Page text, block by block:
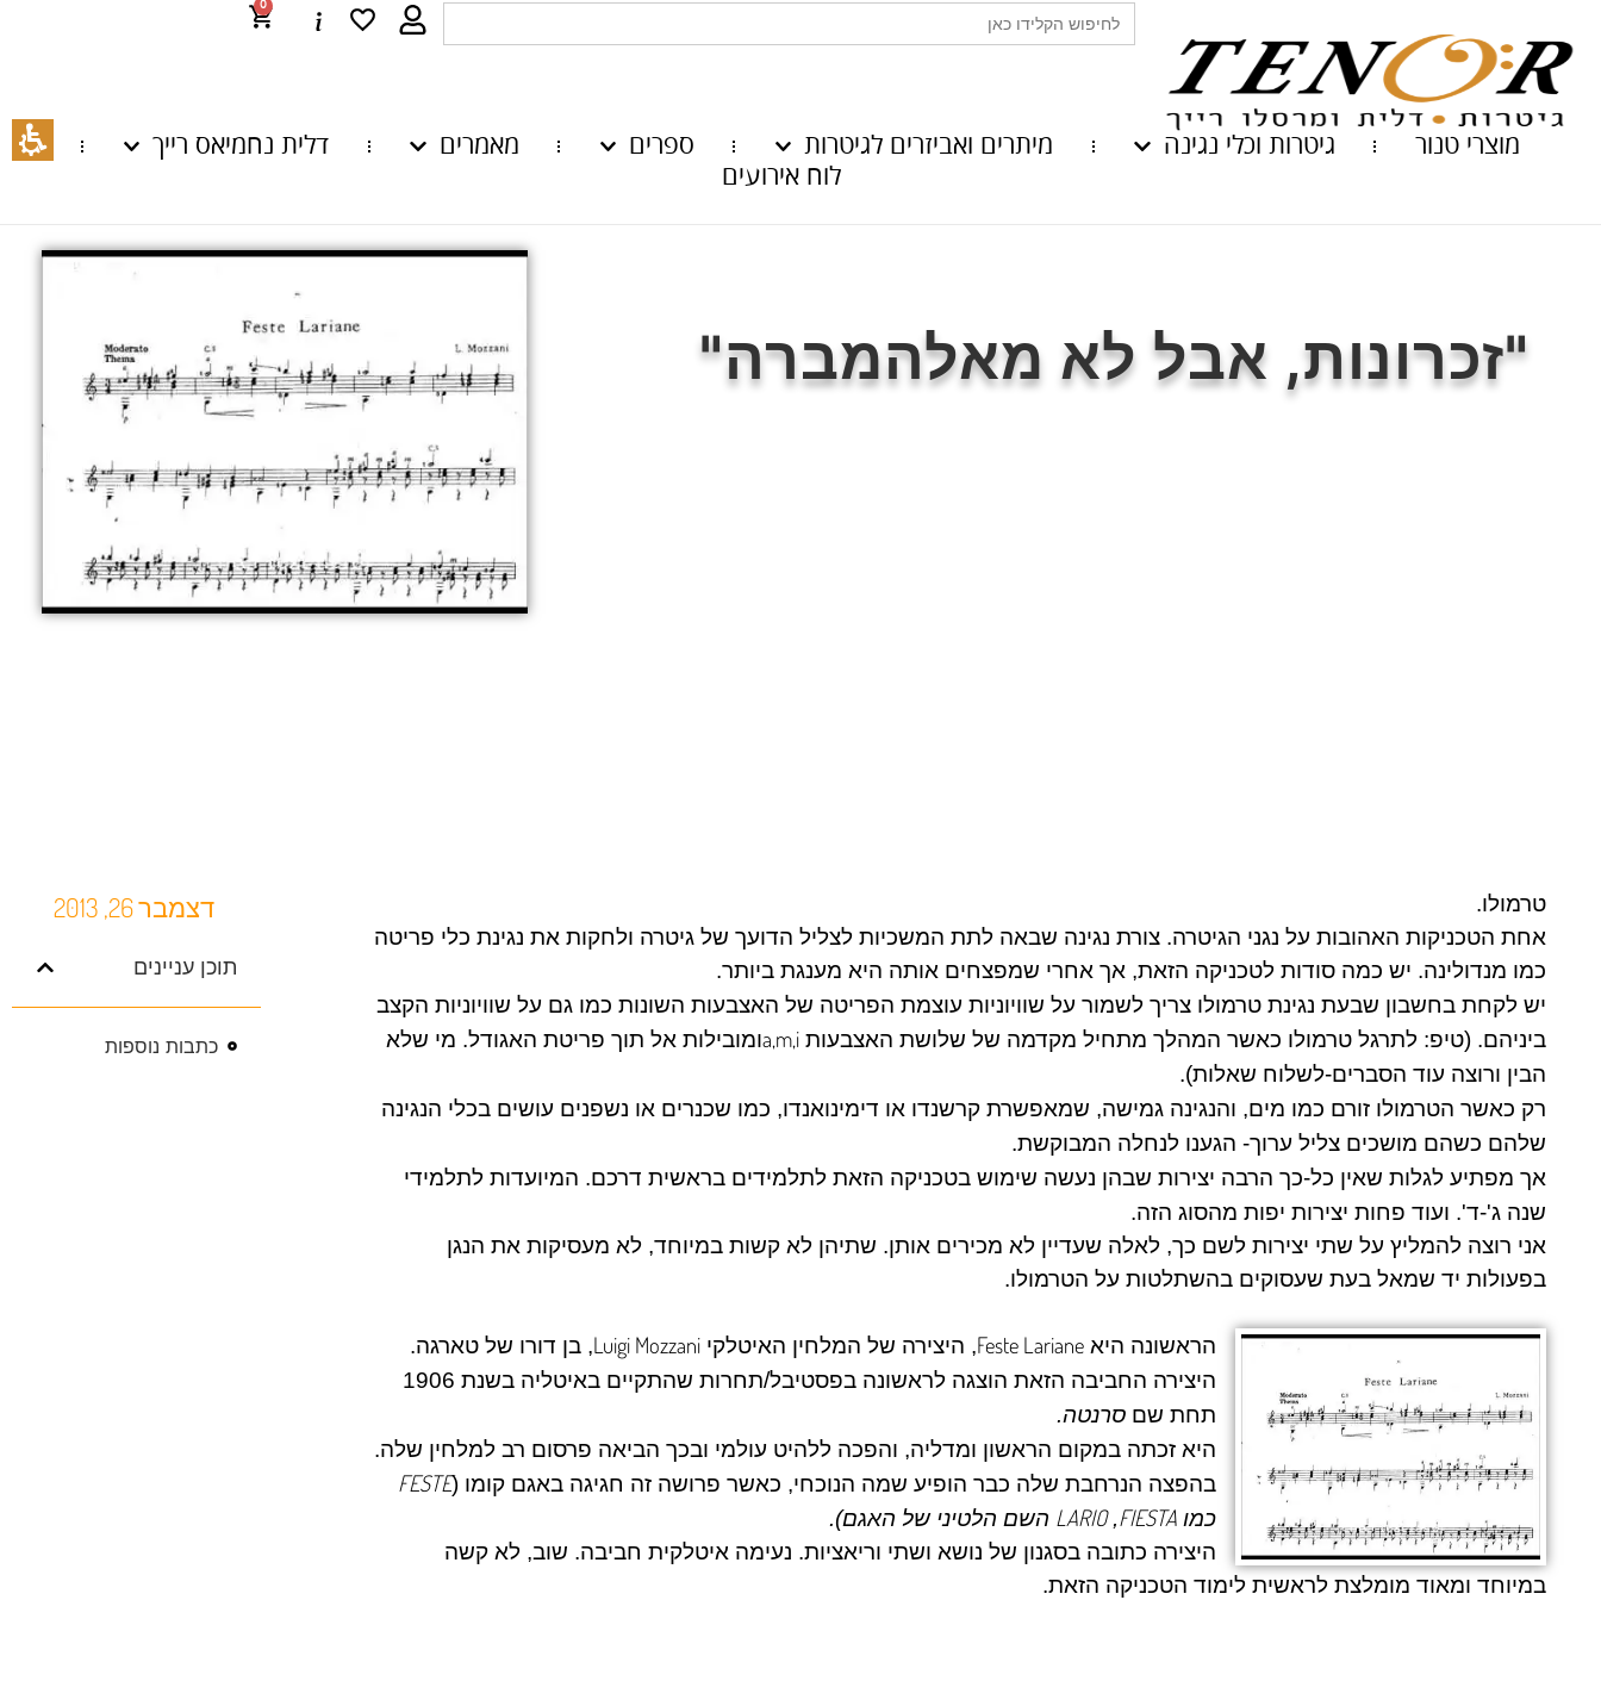
Search
for:
0
מוצרי טנור גיטרות וכלי נגינה מיתרים ואביזרים לגיטרות ספרים מאמרים
דלית נחמיאס רייך
לוח אירועים
"זכרונות, אבל לא מאלהמברה"
דצמבר 26, 2013
תוכן עניינים
כתבות נוספות
טרמולו.
אחת הטכניקות האהובות על נגני הגיטרה. צורת נגינה שבאה לתת המשכיות לצליל הדועך של גיטרה ולחקות את נגינת כלי פריטה
כמו מנדולינה. יש כמה סודות לטכניקה הזאת, אך אחרי שמפצחים אותה היא מענגת ביותר.
יש לקחת בחשבון שבעת נגינת טרמולו צריך לשמור על שוויוניות עוצמת הפריטה של האצבעות השונות כמו גם על שוויוניות הקצב
ביניהם. (טיפ: לתרגל טרמולו כאשר המהלך מתחיל מקדמה של שלושת האצבעות a,m,iומובילות אל תוך פריטת האגודל. מי שלא
הבין ורוצה עוד הסברים-לשלוח שאלות).
רק כאשר הטרמולו זורם כמו מים, והנגינה גמישה, שמאפשרת קרשנדו או דימינואנדו, כמו שכנרים או נשפנים עושים בכלי הנגינה
שלהם כשהם מושכים צליל ערוך- הגענו לנחלה המבוקשת.
אך מפתיע לגלות שאין כל-כך הרבה יצירות שבהן נעשה שימוש בטכניקה הזאת לתלמידים בראשית דרכם. המיועדות לתלמידי
שנה ג'-ד'. ועוד פחות יצירות יפות מהסוג הזה.
אני רוצה להמליץ על שתי יצירות לשם כך, לאלה שעדיין לא מכירים אותן. שתיהן לא קשות במיוחד, לא מעסיקות את הנגן
בפעולות יד שמאל בעת שעסוקים בהשתלטות על הטרמולו.
הראשונה היא Feste Lariane, היצירה של המלחין האיטלקי Luigi Mozzani, בן דורו של טארגה.
היצירה החביבה הזאת הוצגה לראשונה בפסטיבל/תחרות שהתקיים באיטליה בשנת 1906
תחת שם סרנטה.
היא זכתה במקום הראשון ומדליה, והפכה ללהיט עולמי ובכך הביאה פרסום רב למלחין שלה.
בהפצה הנרחבת שלה כבר הופיע שמה הנוכחי, כאשר פרושה זה חגיגה באגם קומו (
FESTE
כמו FIESTA
,
LARIO השם הלטיני של האגם).
היצירה כתובה בסגנון של נושא ושתי וריאציות. נעימה איטלקית חביבה. שוב, לא קשה
במיוחד ומאוד מומלצת לראשית לימוד הטכניקה הזאת.